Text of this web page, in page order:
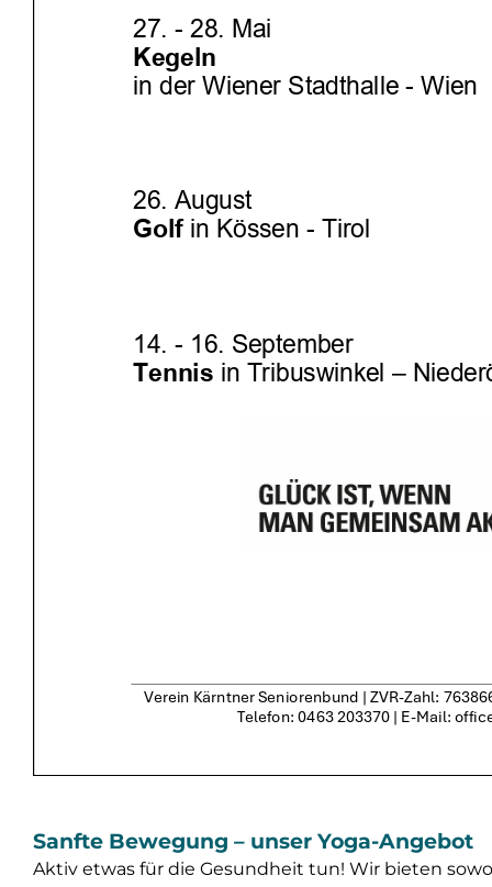
Sanfte Bewegung – unser Yoga-Angebot
Aktiv etwas für die Gesundheit tun! Wir bieten